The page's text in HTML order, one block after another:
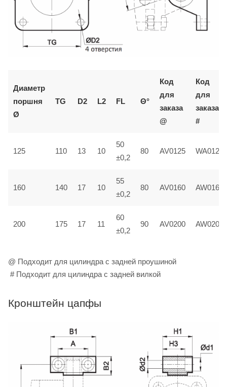
Диаметр
поршня
Ø
TG D2 L2 FL Θ°
Код
для
заказа
@
Код
для
заказа
#
125 110 13 10
50
±0,2
80 AV0125 WA0125
160 140 17 10
55
±0,2
80 AV0160 AW0160
200 175 17 11
60
±0,2
90 AV0200 AW0200
@ Подходит для цилиндра с задней проушиной
# Подходит для цилиндра с задней вилкой
Кронштейн цапфы